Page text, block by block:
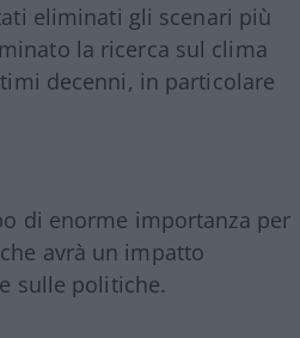
eliminati gli scenari più
la ricerca sul clima
decenni, in particolare
di enorme importanza per
avrà un impatto
sulle politiche.